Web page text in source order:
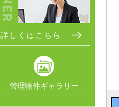
詳しくはこちら
管理物件ギャラリー